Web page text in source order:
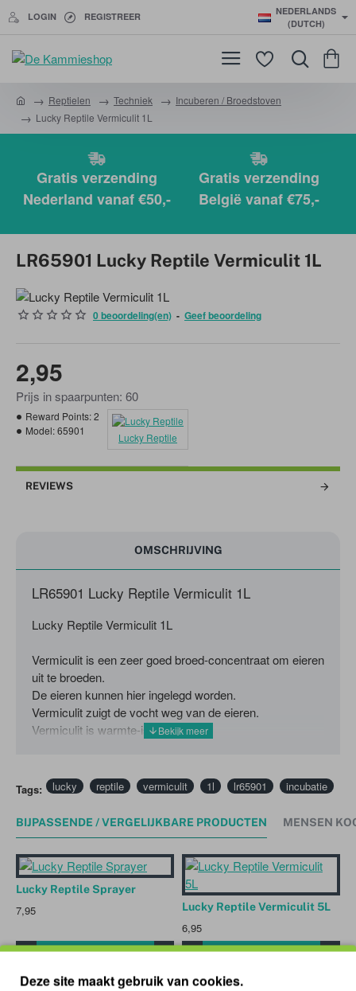
LOGIN REGISTREER
NEDERLANDS
(DUTCH)
Reptielen Techniek
Incuberen / Broedstoven
Lucky Reptile Vermiculit 1L
Gratis verzending
Nederland vanaf €50,-
Gratis verzending
België vanaf €75,-
LR65901 Lucky Reptile Vermiculit 1L
0 beoordeling(en) - Geef beoordeling
2,95
Prijs in spaarpunten: 60
Reward Points:2
Model:65901
Lucky Reptile
REVIEWS
OMSCHRIJVING
LR65901 Lucky Reptile Vermiculit 1L
Lucky Reptile Vermiculit 1L
Vermiculit is een zeer goed broed-concentraat om eieren
uit te broeden.
De eieren kunnen hier ingelegd worden.
Vermiculit zuigt de vocht weg van de eieren.
Vermiculit is warmte-isolerend.
Tags: lucky reptile vermiculit 1l lr65901 incubatie
BIJPASSENDE / VERGELIJKBARE PRODUCTEN MENSEN
Lucky Reptile Sprayer
7,95 Lucky Reptile Vermiculit 5L
6,95
Deze site maakt gebruik van cookies.